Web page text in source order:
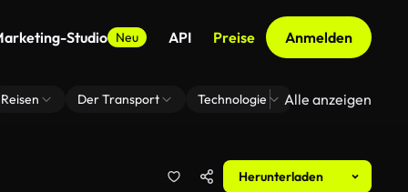
Studio Neu API Preise Anmelden
Reisen Der Transport Technologie Zoom Virtuelle
Alle anzeigen
Herunterladen